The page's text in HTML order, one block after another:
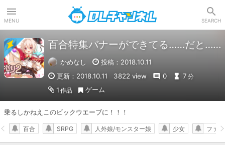
MENU SEARCH
百合特集バナーができてる……だと……
かめなし
投稿：2018.10.11
更新：2018.10.11
3822 view 0 7 分
1 作品 ゲーム
乗るしかねえこのビックウエーブに！！！
百合 SRPG 人外娘/モンスター娘 少女 ファ